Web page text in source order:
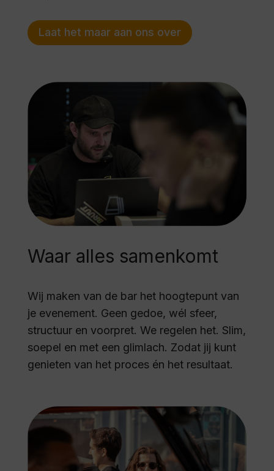
Laat het maar aan ons over
Waar alles samenkomt
Wij maken van de bar het hoogtepunt van
je evenement. Geen gedoe, wél sfeer,
structuur en voorpret. We regelen het. Slim,
soepel en met een glimlach. Zodat jij kunt
genieten van het proces én het resultaat.